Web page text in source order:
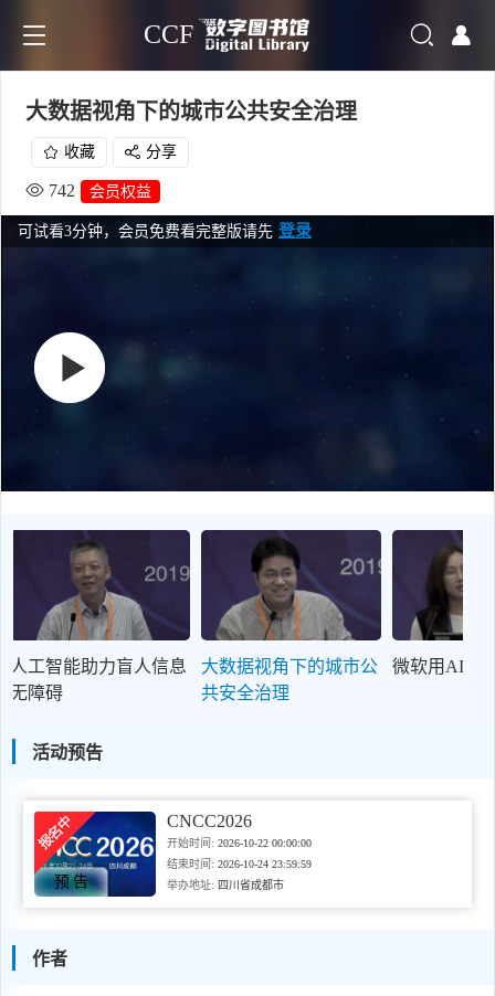
CCF
大数据视角下的城市公共安全治理
收藏 分享
742 会员权益
可试看3分钟，会员免费看完整版请先 登录
人工智能助力盲人信息
无障碍
大数据视角下的城市公
共安全治理
微软用AI让
活动预告
预告
CNCC2026
开始时间: 2026-10-22 00:00:00
结束时间: 2026-10-24 23:59:59
举办地址: 四川省成都市
作者